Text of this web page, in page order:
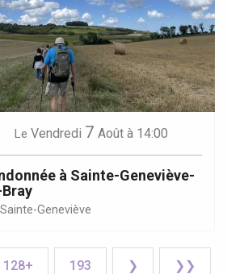
Le Vendredi 7 Août à 14:00
à Sainte-Geneviève-
Sainte-Geneviève
128+ 193 ❯ ❯❯